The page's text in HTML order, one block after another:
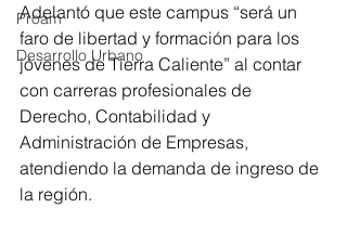
Proam
Desarrollo Urbano
Adelantó que este campus “será un
faro de libertad y formación para los
jóvenes de Tierra Caliente” al contar
con carreras profesionales de
Derecho, Contabilidad y
Administración de Empresas,
atendiendo la demanda de ingreso de
la región.